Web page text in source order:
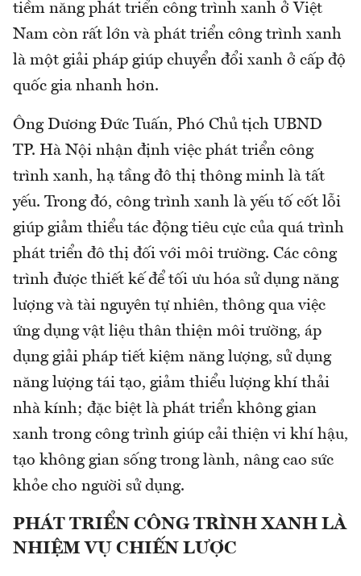
tiềm năng phát triển công trình xanh ở Việt
Nam còn rất lớn và phát triển công trình xanh
là một giải pháp giúp chuyển đổi xanh ở cấp độ
quốc gia nhanh hơn.
Ông Dương Đức Tuấn, Phó Chủ tịch UBND
TP. Hà Nội nhận định việc phát triển công
trình xanh, hạ tầng đô thị thông minh là tất
yếu. Trong đó, công trình xanh là yếu tố cốt lỗi
giúp giảm thiểu tác động tiêu cực của quá trình
phát triển đô thị đối với môi trường. Các công
trình được thiết kế để tối ưu hóa sử dụng năng
lượng và tài nguyên tự nhiên, thông qua việc
ứng dụng vật liệu thân thiện môi trường, áp
dụng giải pháp tiết kiệm năng lượng, sử dụng
năng lượng tái tạo, giảm thiểu lượng khí thải
nhà kính; đặc biệt là phát triển không gian
xanh trong công trình giúp cải thiện vi khí hậu,
tạo không gian sống trong lành, nâng cao sức
khỏe cho người sử dụng.
PHÁT TRIỂN CÔNG TRÌNH XANH LÀ
NHIỆM VỤ CHIẾN LƯỢC